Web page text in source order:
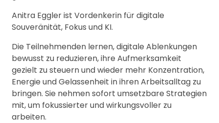
Anitra Eggler ist Vordenkerin für digitale
Souveränität, Fokus und KI.
Die Teilnehmenden lernen, digitale Ablenkungen
bewusst zu reduzieren, ihre Aufmerksamkeit
gezielt zu steuern und wieder mehr Konzentration,
Energie und Gelassenheit in ihren Arbeitsalltag zu
bringen. Sie nehmen sofort umsetzbare Strategien
mit, um fokussierter und wirkungsvoller zu
arbeiten.